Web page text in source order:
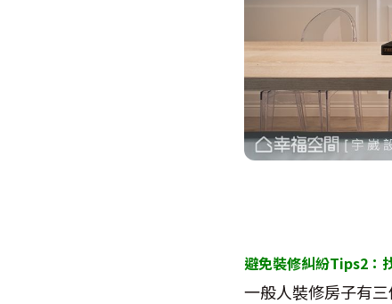
避免裝修糾紛Tips2 ：
一般人裝修房子有